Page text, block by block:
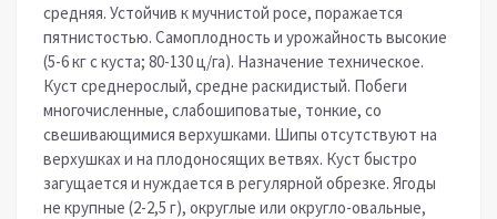
средняя. Устойчив к мучнистой росе, поражается
пятнистостью. Самоплодность и урожайность высокие
(5-6 кг с куста; 80-130 ц/га). Назначение техническое.
Куст среднерослый, средне раскидистый. Побеги
многочисленные, слабошиповатые, тонкие, со
свешивающимися верхушками. Шипы отсутствуют на
верхушках и на плодоносящих ветвях. Куст быстро
загущается и нуждается в регулярной обрезке. Ягоды
не крупные (2-2,5 г), округлые или округло-овальные,